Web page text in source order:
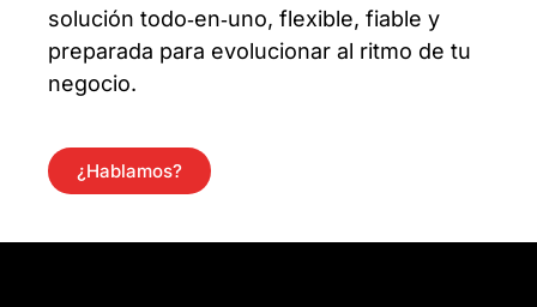
solución todo‑en‑uno, flexible, fiable y
preparada para evolucionar al ritmo de tu
negocio.
¿Hablamos?